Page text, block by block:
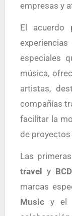
empresas y
El acuerdo
especiales
música,
artistas,
compañías
facilitar la
de proyectos
Las
travel
y
marcas
Musicy el